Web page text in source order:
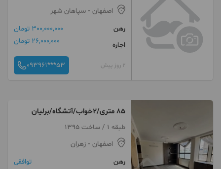
اصفهان - سپاهان شهر
رهن
300,000,000 تومان
اجاره
26,000,000 تومان
2 روز پیش 093961***53
۸۵ متری/۲خواب/آتشگاه/برلیان
طبقه 1 / ساخت 1395
اصفهان - زهران
رهن
توافقی